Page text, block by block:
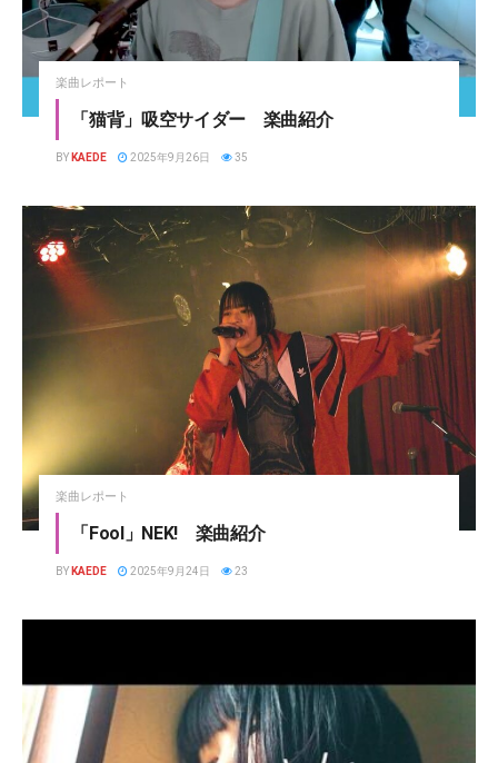
楽曲レポート
「猫背」吸空サイダー 楽曲紹介
BY KAEDE 2025年9月26日 35
楽曲レポート
「Fool」NEK! 楽曲紹介
BY KAEDE 2025年9月24日 23